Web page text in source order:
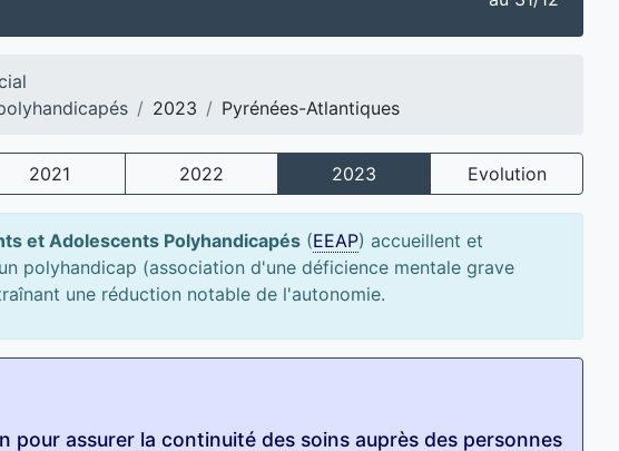
2023 Pyrénées-Atlantiques
2021 2022 2023 Evolution
et Adolescents Polyhandicapés (EEAP) accueillent et
polyhandicap (association d'une déficience mentale grave
une réduction notable de l'autonomie.
pour assurer la continuité des soins auprès des personnes